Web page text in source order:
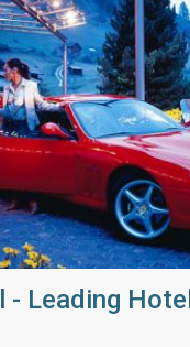
- Leading